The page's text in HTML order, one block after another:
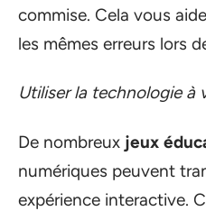
commise. Cela vous
les mêmes erreurs lors
Utiliser la technologie à
De nombreux jeux
numériques peuvent
expérience interactive.